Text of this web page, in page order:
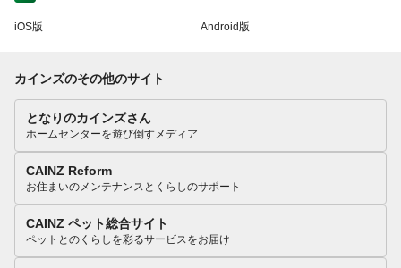
iOS版 Android版
カインズのその他のサイト
となりのカインズさん
ホームセンターを遊び倒すメディア
CAINZ Reform
お住まいのメンテナンスとくらしのサポート
CAINZ ペット総合サイト
ペットとのくらしを彩るサービスをお届け